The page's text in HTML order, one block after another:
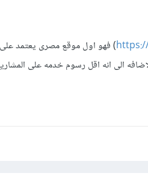
) فهو اول موقع مصرى يعتمد
الى انه اقل رسوم خدمه على